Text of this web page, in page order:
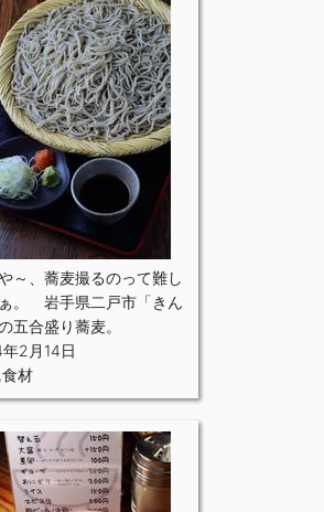
～、蕎麦撮るのって難し
。 岩手県二戸市「きん
五合盛り蕎麦。
2月14日
,食材